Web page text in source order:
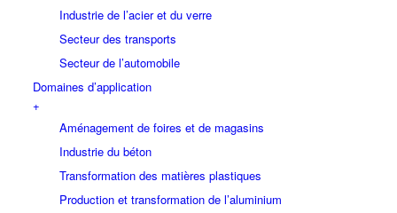
Industrie de l’acier et du verre
Secteur des transports
Secteur de l’automobile
Domaines d’application
+
Aménagement de foires et de magasins
Industrie du béton
Transformation des matières plastiques
Production et transformation de l’aluminium